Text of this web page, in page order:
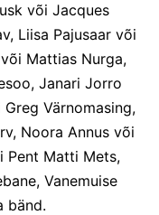
või Jacques
Liisa Pajusaar või
Mattias Nurga,
Janari Jorro
Värnomasing,
Noora Annus või
Pent Matti Mets,
Vanemuise
bänd.